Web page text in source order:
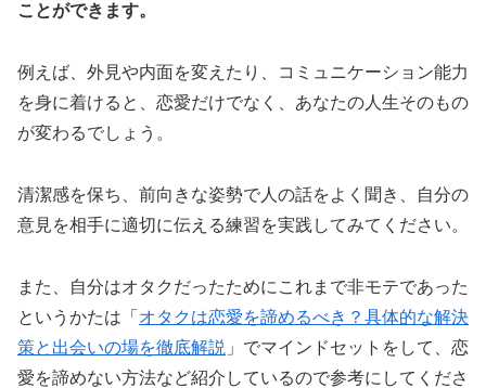
ことができます。
例えば、外見や内面を変えたり、コミュニケーション能力
を身に着けると、恋愛だけでなく、あなたの人生そのもの
が変わるでしょう。
清潔感を保ち、前向きな姿勢で人の話をよく聞き、自分の
意見を相手に適切に伝える練習を実践してみてください。
また、自分はオタクだったためにこれまで非モテであった
というかたは「 オタクは恋愛を諦めるべき？具体的な解決
策と出会いの場を徹底解説 」でマインドセットをして、恋
愛を諦めない方法など紹介しているので参考にしてくださ